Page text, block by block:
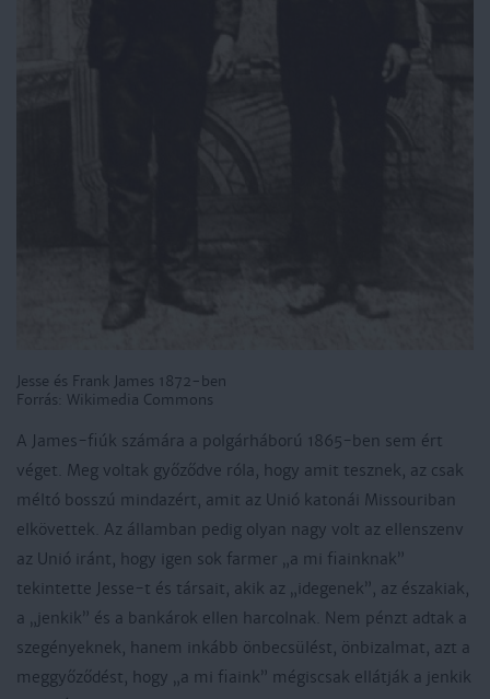
Jesse és Frank James 1872-ben
Forrás: Wikimedia Commons
A James-fiúk számára a polgárháború 1865-ben sem ért
véget. Meg voltak győződve róla, hogy amit tesznek, az csak
méltó bosszú mindazért, amit az Unió katonái Missouriban
elkövettek. Az államban pedig olyan nagy volt az ellenszenv
az Unió iránt, hogy igen sok farmer „a mi fiainknak”
tekintette Jesse-t és társait, akik az „idegenek”, az északiak,
a „jenkik” és a bankárok ellen harcolnak. Nem pénzt adtak a
szegényeknek, hanem inkább önbecsülést, önbizalmat, azt a
meggyőződést, hogy „a mi fiaink” mégiscsak ellátják a jenkik